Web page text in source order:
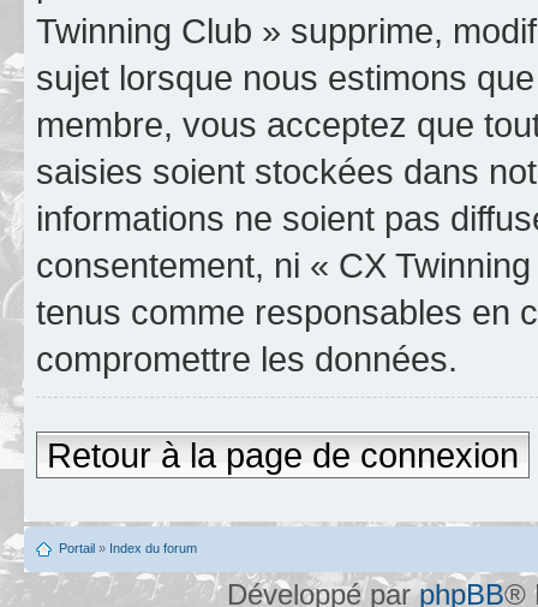
Twinning Club » supprime,
sujet lorsque nous estimons
membre, vous acceptez que
saisies soient stockées dans
informations ne soient pas
consentement, ni « CX
tenus comme responsables en
compromettre les données.
Retour à la page de connexion
Portail » Index du forum
Développé parphpBB®